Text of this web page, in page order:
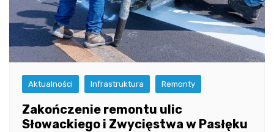
Aktualności Infrastruktura Remonty
Zakończenie remontu ulic
Słowackiego i Zwycięstwa w Pasłęku